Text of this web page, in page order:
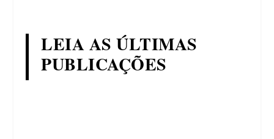
LEIA AS ÚLTIMAS
PUBLICAÇÕES